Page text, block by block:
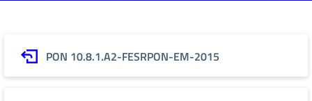
PON 10.8.1.A2-FESRPON-EM-2015